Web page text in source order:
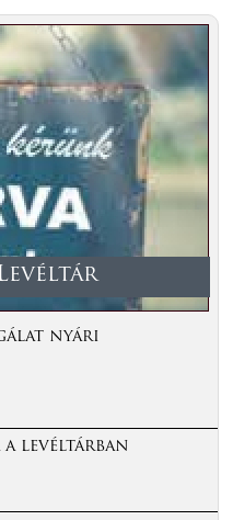
nyári
levéltárban